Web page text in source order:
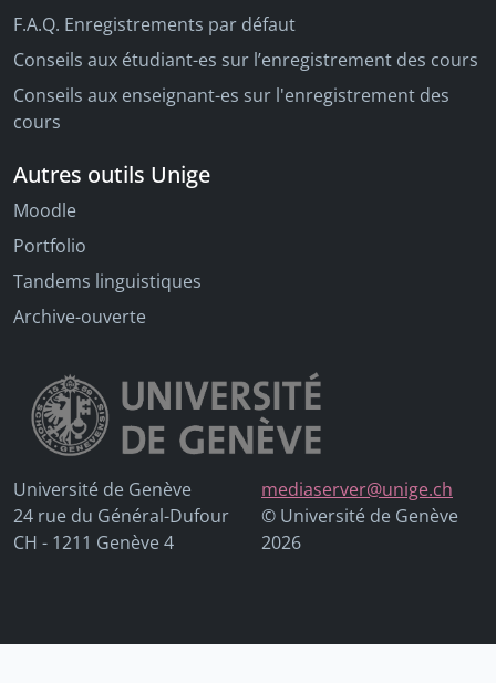
F.A.Q. Enregistrements par défaut
Conseils aux étudiant-es sur l’enregistrement des cours
Conseils aux enseignant-es sur l'enregistrement des
cours
Autres outils Unige
Moodle
Portfolio
Tandems linguistiques
Archive-ouverte
Université de Genève
24 rue du Général-Dufour
CH - 1211 Genève 4
mediaserver@unige.ch
© Université de Genève
2026